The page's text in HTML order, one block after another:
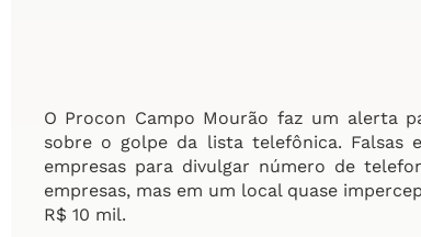
O Procon Campo Mourão faz um alerta
sobre o golpe da lista telefônica. Falsas
empresas para divulgar número de
empresas, mas em um local quase
R$ 10 mil.